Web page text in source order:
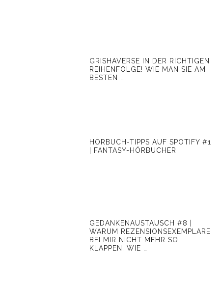
GRISHAVERSE IN DER RICHTIGEN
REIHENFOLGE! WIE MAN SIE AM
BESTEN …
HÖRBUCH-TIPPS AUF SPOTIFY #1
| FANTASY-HÖRBUCHER
GEDANKENAUSTAUSCH #8 |
WARUM REZENSIONSEXEMPLARE
BEI MIR NICHT MEHR SO
KLAPPEN, WIE …